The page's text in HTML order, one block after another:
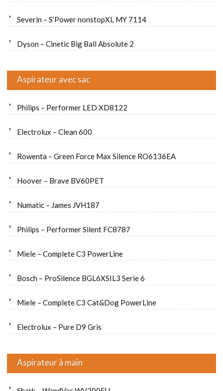
Severin – S’Power nonstopXL MY 7114
Dyson – Cinetic Big Ball Absolute 2
Aspirateur avec sac
Philips – Performer LED XD8122
Electrolux – Clean 600
Rowenta – Green Force Max Silence RO6136EA
Hoover – Brave BV60PET
Numatic – James JVH187
Philips – Performer Silent FC8787
Miele – Complete C3 PowerLine
Bosch – ProSilence BGL6XSIL3 Serie 6
Miele – Complete C3 Cat&Dog PowerLine
Electrolux – Pure D9 Gris
Aspirateur à main